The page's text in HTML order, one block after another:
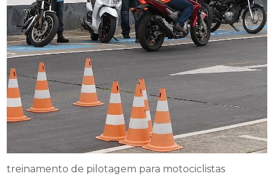
treinamento de pilotagem para motociclistas